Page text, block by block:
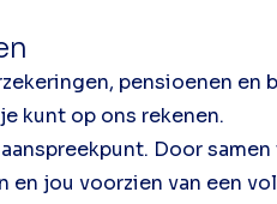
pensioenen en
kunt op ons rekenen.
Door
en jou voorzien van een